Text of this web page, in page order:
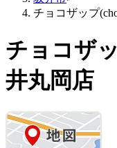
チョコザップ
チョコザ
井丸岡店